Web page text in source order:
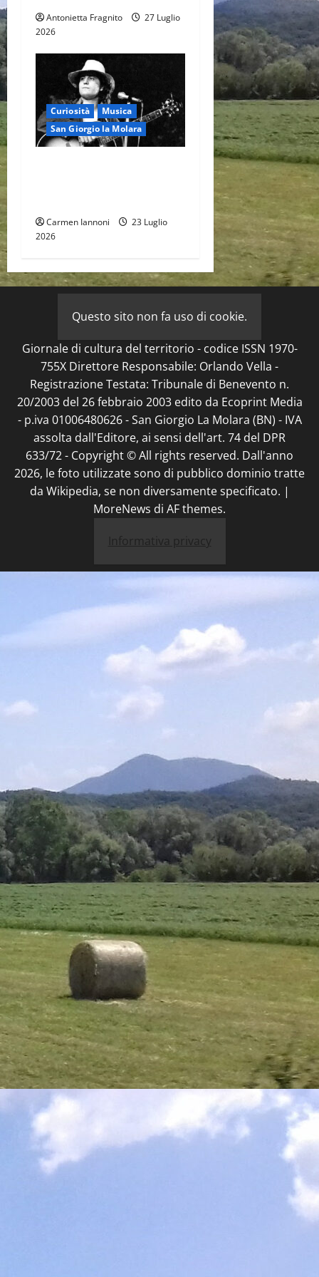
Antonietta Fragnito
27 Luglio
2026
Curiosità
Musica
San Giorgio la Molara
Carmen Iannoni
23 Luglio
2026
Questo sito non fa uso di cookie.
Giornale di cultura del territorio - codice ISSN 1970-
755X Direttore Responsabile: Orlando Vella -
Registrazione Testata: Tribunale di Benevento n.
20/2003 del 26 febbraio 2003 edito da Ecoprint Media
- p.iva 01006480626 - San Giorgio La Molara (BN) - IVA
assolta dall'Editore, ai sensi dell'art. 74 del DPR
633/72 - Copyright © All rights reserved. Dall'anno
2026, le foto utilizzate sono di pubblico dominio tratte
da Wikipedia, se non diversamente specificato. |
MoreNews di AF themes.
Informativa privacy